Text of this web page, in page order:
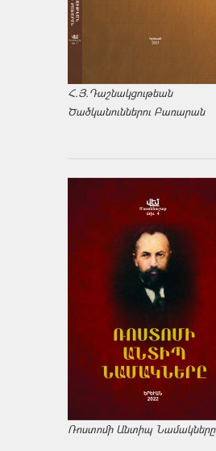
Հ.Յ.Դաշնակցութեան
Ծածկանուններու Բառարան
Ռոստոմի Անտիպ Նամակները